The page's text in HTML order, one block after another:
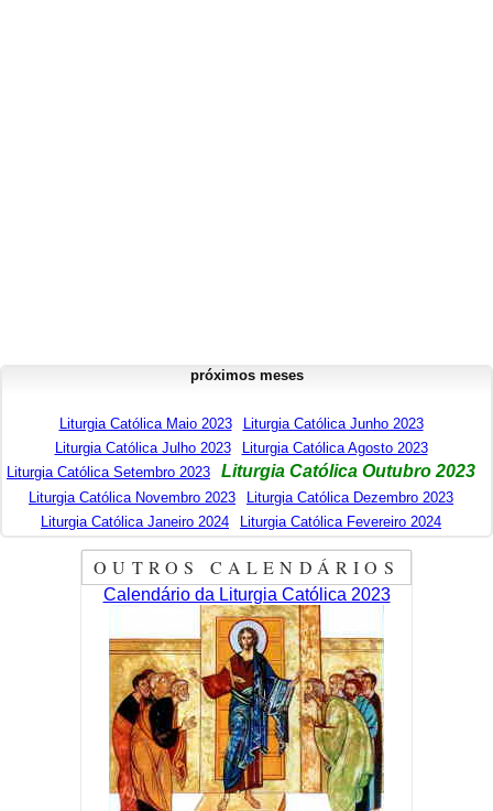
próximos meses
Liturgia Católica Maio 2023
Liturgia Católica Junho 2023
Liturgia Católica Julho 2023
Liturgia Católica Agosto 2023
Liturgia Católica Setembro 2023
Liturgia Católica Outubro 2023
Liturgia Católica Novembro 2023
Liturgia Católica Dezembro 2023
Liturgia Católica Janeiro 2024
Liturgia Católica Fevereiro 2024
OUTROS CALENDÁRIOS
Calendário da Liturgia Católica 2023